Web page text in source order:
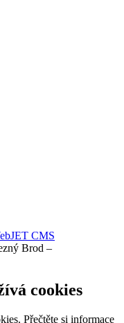
CMS
Brod –
cookies
Přečtěte si informace